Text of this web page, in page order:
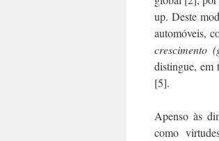
up. Deste
automóveis,
crescimento
distingue, em
[5].
Apenso às
como